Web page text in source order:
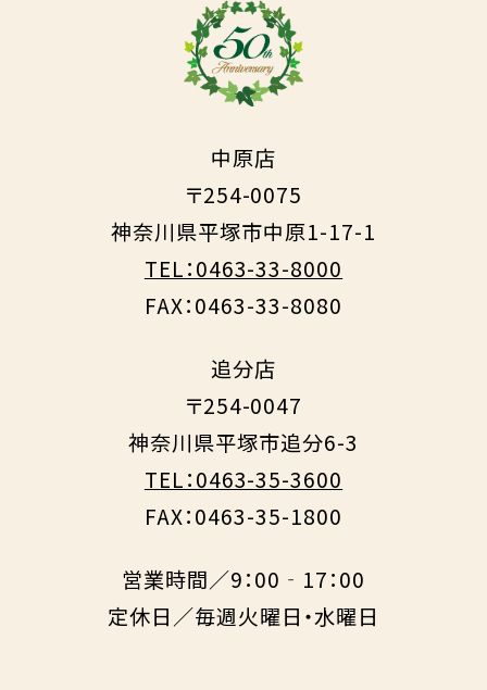
中原店
〒254-0075
神奈川県平塚市中原1-17-1
TEL：0463-33-8000
FAX：0463-33-8080
追分店
〒254-0047
神奈川県平塚市追分6-3
TEL：0463-35-3600
FAX：0463-35-1800
営業時間／9：00‐17：00
定休日／毎週火曜日・水曜日